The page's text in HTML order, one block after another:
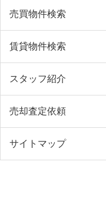
売買物件検索
賃貸物件検索
スタッフ紹介
売却査定依頼
サイトマップ